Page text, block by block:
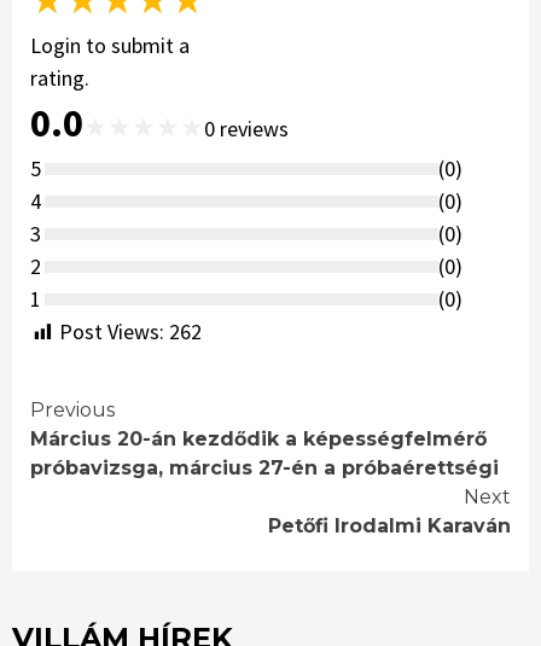
Login to submit a
rating.
0.0 0 reviews
5
(0)
4
(0)
3
(0)
2
(0)
1
(0)
Post Views: 262
Continue
Reading
Previous
Március 20-án kezdődik a képességfelmérő
próbavizsga, március 27-én a próbaérettségi
Next
Petőfi Irodalmi Karaván
VILLÁM HÍREK